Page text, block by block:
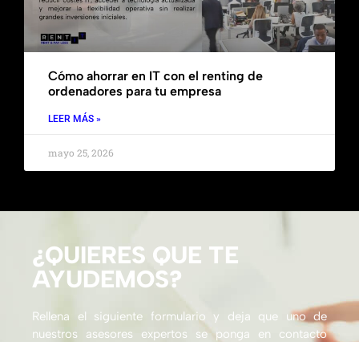
Cómo ahorrar en IT con el renting de
ordenadores para tu empresa
LEER MÁS »
mayo 25, 2026
¿QUIERES QUE TE
AYUDEMOS?
Rellena el siguiente formulario y deja que uno de
nuestros asesores expertos se ponga en contacto